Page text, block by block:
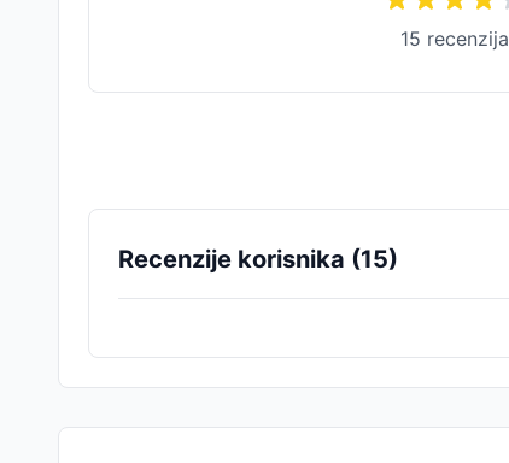
15 recenzija
Recenzije korisnika (15)